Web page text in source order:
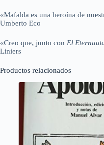
«Mafalda es una heroína de
Umberto Eco
«Creo que, junto con El
Liniers
Productos relacionados